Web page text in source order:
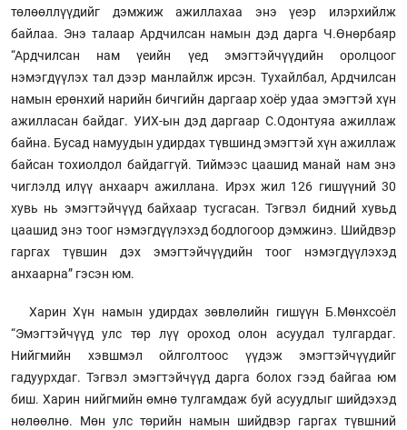
төлөөллүүдийг дэмжиж ажиллахаа энэ үеэр илэрхийлж
байлаа. Энэ талаар Ардчилсан намын дэд дарга Ч.Өнөрбаяр
“Ардчилсан нам үеийн үед эмэгтэйчүүдийн оролцоог
нэмэгдүүлэх тал дээр манлайлж ирсэн. Тухайлбал, Ардчилсан
намын ерөнхий нарийн бичгийн даргаар хоёр удаа эмэгтэй хүн
ажилласан байдаг. УИХ-ын дэд даргаар С.Одонтуяа ажиллаж
байна. Бусад намуудын удирдах түвшинд эмэгтэй хүн ажиллаж
байсан тохиолдол байдаггүй. Тиймээс цаашид манай нам энэ
чиглэлд илүү анхаарч ажиллана. Ирэх жил 126 гишүүний 30
хувь нь эмэгтэйчүүд байхаар тусгасан. Тэгвэл бидний хувьд
цаашид энэ тоог нэмэгдүүлэхэд бодлогоор дэмжинэ. Шийдвэр
гаргах түвшин дэх эмэгтэйчүүдийн тоог нэмэгдүүлэхэд
анхаарна” гэсэн юм.
Харин Хүн намын удирдах зөвлөлийн гишүүн Б.Мөнхсоёл
“Эмэгтэйчүүд улс төр лүү ороход олон асуудал тулгардаг.
Нийгмийн хэвшмэл ойлголтоос үүдэж эмэгтэйчүүдийг
гадуурхдаг. Тэгвэл эмэгтэйчүүд дарга болох гээд байгаа юм
биш. Харин нийгмийн өмнө тулгамдаж буй асуудлыг шийдэхэд
нөлөөлнө. Мөн улс төрийн намын шийдвэр гаргах түвшний